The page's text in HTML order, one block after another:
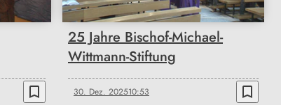
bookmark_border
25 Jahre Bischof-Michael-
Wittmann-Stiftung
30. Dez. 202510:53 bookmark_border